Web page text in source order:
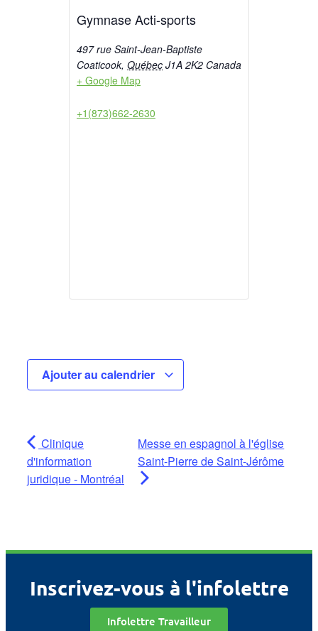
Gymnase Acti-sports
497 rue Saint-Jean-Baptiste
Coaticook, Québec J1A 2K2 Canada
+ Google Map
+1(873)662-2630
Ajouter au calendrier
Clinique
d'information
juridique - Montréal
Messe en espagnol à l'église
Saint-Pierre de Saint-Jérôme
Inscrivez-vous à l'infolettre
Infolettre Travailleur